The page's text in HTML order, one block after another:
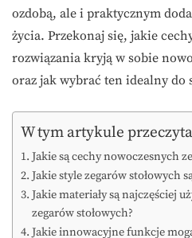
ozdobą, ale i praktycznym
życia. Przekonaj się, jakie
rozwiązania kryją w sobie
oraz jak wybrać ten idealny do
W tym artykule
Jakie są cechy nowoczesnych
Jakie style zegarów stołowych
Jakie materiały są najczęściej
zegarów stołowych?
Jakie innowacyjne funkcje